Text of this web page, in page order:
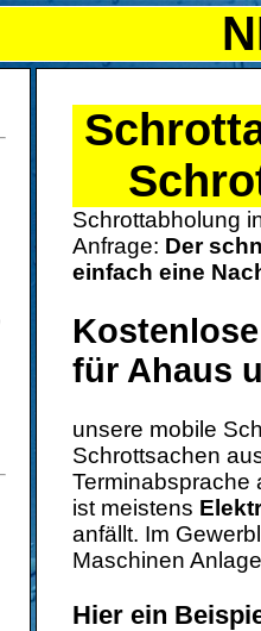
Schrottabholung
Anfrage: Der
einfach eine
Kostenlose
für Ahaus
unsere mobile
Schrottsachen
Terminabsprache
ist meistens
anfällt. Im
Maschinen
Hier ein